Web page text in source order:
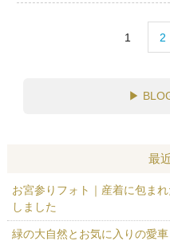
1 2
▶
最
お宮参りフォト｜産着に包ま
しました
緑の大自然とお気に入りの愛